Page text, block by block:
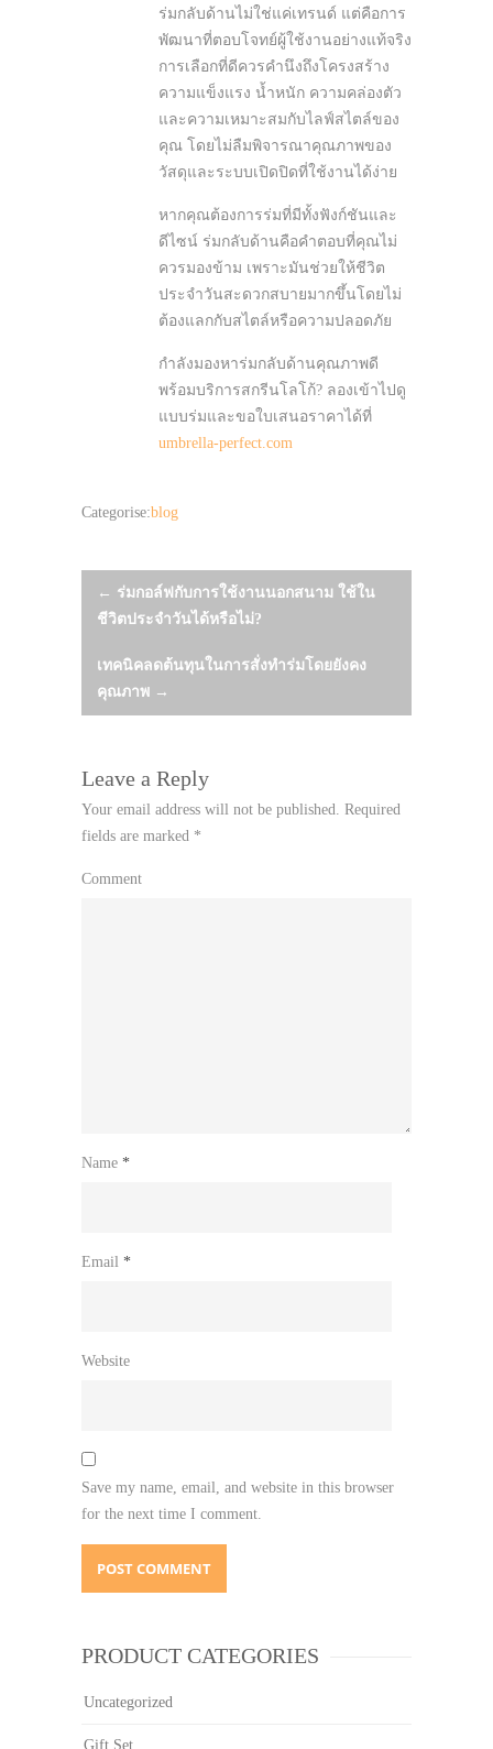
ร่มกลับด้านไม่ใช่แค่เทรนด์ แต่คือการ
พัฒนาที่ตอบโจทย์ผู้ใช้งานอย่างแท้จริง
การเลือกที่ดีควรคำนึงถึงโครงสร้าง
ความแข็งแรง น้ำหนัก ความคล่องตัว
และความเหมาะสมกับไลฟ์สไตล์ของ
คุณ โดยไม่ลืมพิจารณาคุณภาพของ
วัสดุและระบบเปิดปิดที่ใช้งานได้ง่าย
หากคุณต้องการร่มที่มีทั้งฟังก์ชันและ
ดีไซน์ ร่มกลับด้านคือคำตอบที่คุณไม่
ควรมองข้าม เพราะมันช่วยให้ชีวิต
ประจำวันสะดวกสบายมากขึ้นโดยไม่
ต้องแลกกับสไตล์หรือความปลอดภัย
กำลังมองหาร่มกลับด้านคุณภาพดี
พร้อมบริการสกรีนโลโก้? ลองเข้าไปดู
แบบร่มและขอใบเสนอราคาได้ที่
umbrella-perfect.com
Categorise:blog
Post
navigation
← ร่มกอล์ฟกับการใช้งานนอกสนาม ใช้ใน
ชีวิตประจำวันได้หรือไม่?
เทคนิคลดต้นทุนในการสั่งทำร่มโดยยังคง
คุณภาพ →
Leave a Reply
Your email address will not be published. Required
fields are marked *
Comment
Name *
Email *
Website
Save my name, email, and website in this browser
for the next time I comment.
PRODUCT CATEGORIES
Uncategorized
Gift Set